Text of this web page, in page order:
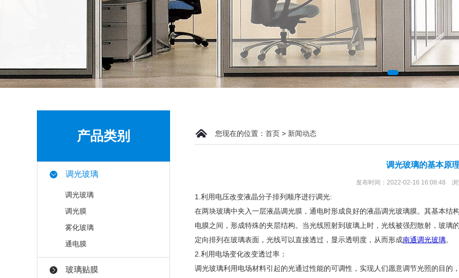
产品类别
调光玻璃
调光玻璃
调光膜
雾化玻璃
通电膜
玻璃贴膜
您现在的位置： 首页 > 新闻动态
调光玻璃的基本原
发布时间：2022-02-16 16:08:48 浏
1.利用电压改变液晶分子排列顺序进行调光:
在两块玻璃中夹入一层液晶调光膜，通电时形成良好的液晶调光玻璃膜。其基本结
电膜之间，形成特殊的夹层结构。当光线照射到玻璃上时，光线被强烈散射，玻
定向排列在玻璃表面，光线可以直接透过，显示透明度，从而形成南通调光玻璃。
2.利用电场变化改变透过率：
调光玻璃利用电场材料引起的光通过性能的可调性，实现人们愿意调节光照的目的